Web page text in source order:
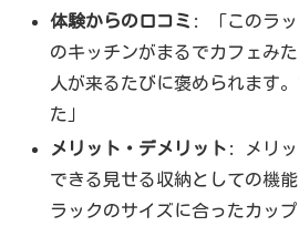
体験からの口コミ : 「このラ
のキッチンがまるでカフェみ
人が来るたびに褒められます
た」
メリット・デメリット : メリッ
できる見せる収納としての機
ラックのサイズに合ったカッ